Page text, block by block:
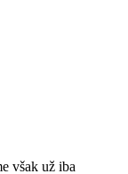
však už iba